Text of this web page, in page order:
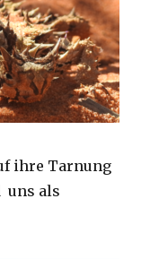
ihre Tarnung
uns als